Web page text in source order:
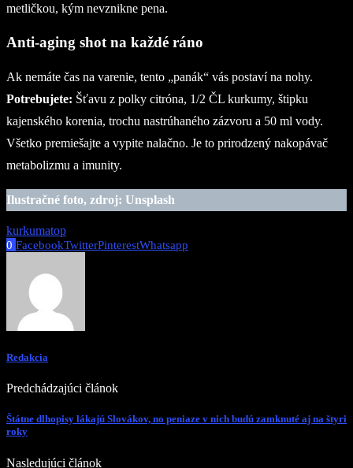
metličkou, kým nevznikne pena.
Anti-aging shot na každé ráno
Ak nemáte čas na varenie, tento „panák“ vás postaví na nohy.
Potrebujete: Šťavu z polky citróna, 1/2 ČL kurkumy, štipku
kajenského korenia, trochu nastrúhaného zázvoru a 50 ml vody.
Všetko premiešajte a vypite nalačno. Je to prirodzený nakopávač
metabolizmu a imunity.
Ilustračné foto, zdroj: Unsplash
kurkumatop
0 FacebookTwitterPinterestWhatsapp
Redakcia
Predchádzajúci článok
Štátne dlhopisy lákajú Slovákov, no peniaze v nich budú zamknuté aj na štyri
roky
Nasledujúci článok